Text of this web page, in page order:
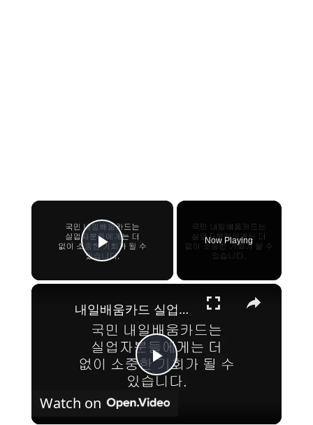
×
Play Video
Now Playing
×
P
내일배움카드 실업자 조건, 신청 방법 가이드
Watch on